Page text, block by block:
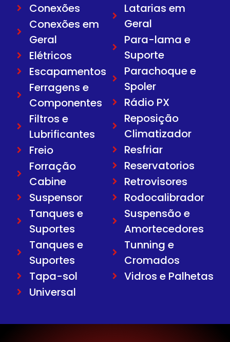
Conexões
Conexões em
Geral
Elétricos
Escapamentos
Ferragens e
Componentes
Filtros e
Lubrificantes
Freio
Forração
Cabine
Suspensor
Tanques e
Suportes
Tanques e
Suportes
Tapa-sol
Universal
Latarias em
Geral
Para-lama e
Suporte
Parachoque e
Spoler
Rádio PX
Reposição
Climatizador
Resfriar
Reservatorios
Retrovisores
Rodocalibrador
Suspensão e
Amortecedores
Tunning e
Cromados
Vidros e Palhetas